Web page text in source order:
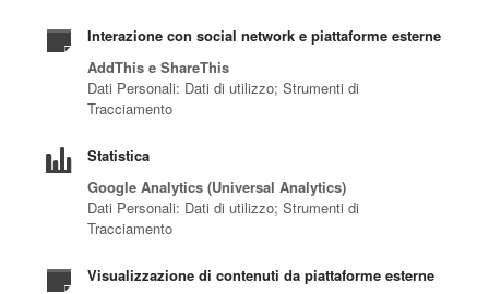
Interazione con social network e piattaforme esterne
AddThis e ShareThis
Dati Personali: Dati di utilizzo; Strumenti di
Tracciamento
Statistica
Google Analytics (Universal Analytics)
Dati Personali: Dati di utilizzo; Strumenti di
Tracciamento
Visualizzazione di contenuti da piattaforme esterne